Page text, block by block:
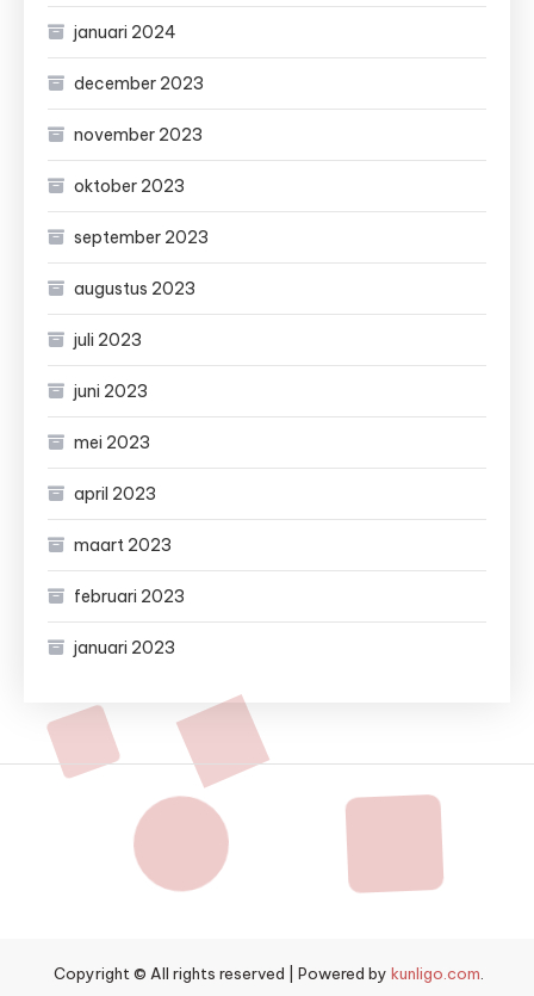
januari 2024
december 2023
november 2023
oktober 2023
september 2023
augustus 2023
juli 2023
juni 2023
mei 2023
april 2023
maart 2023
februari 2023
januari 2023
Copyright © All rights reserved Powered by kunligo.com